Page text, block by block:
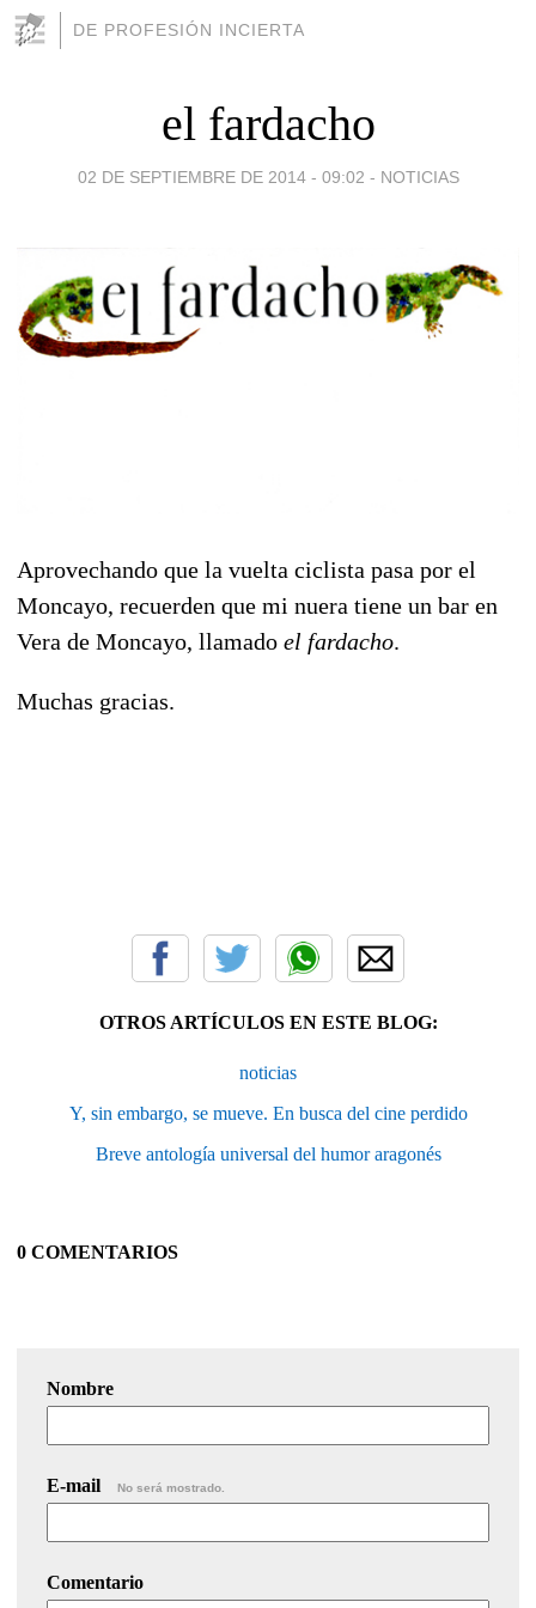
DE PROFESIÓN INCIERTA
el fardacho
02 DE SEPTIEMBRE DE 2014 - 09:02 - NOTICIAS
Aprovechando que la vuelta ciclista pasa por el
Moncayo, recuerden que mi nuera tiene un bar en
Vera de Moncayo, llamado el fardacho.
Muchas gracias.
OTROS ARTÍCULOS EN ESTE BLOG:
noticias
Y, sin embargo, se mueve. En busca del cine perdido
Breve antología universal del humor aragonés
0 COMENTARIOS
Nombre
E-mail No será mostrado.
Comentario